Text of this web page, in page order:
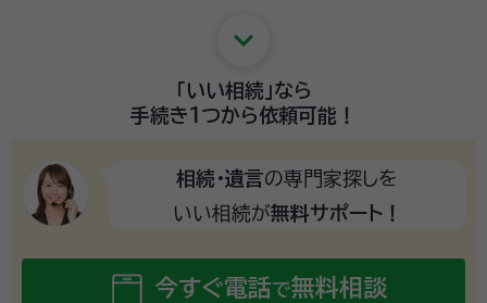
keyboard_arrow_down
「いい相続」なら
手続き1つから依頼可能！
相続・遺言の専門家探しを
いい相続が無料サポート！
今すぐ電話で無料相談